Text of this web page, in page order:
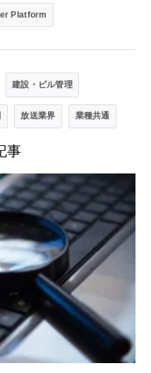
Platform
建設・ビル管理
放送業界 業種共通
事